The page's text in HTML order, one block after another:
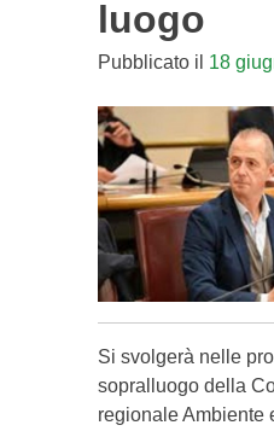
luogo
Pubblicato il 18
Si svolgerà nelle
sopralluogo della
regionale Ambiente